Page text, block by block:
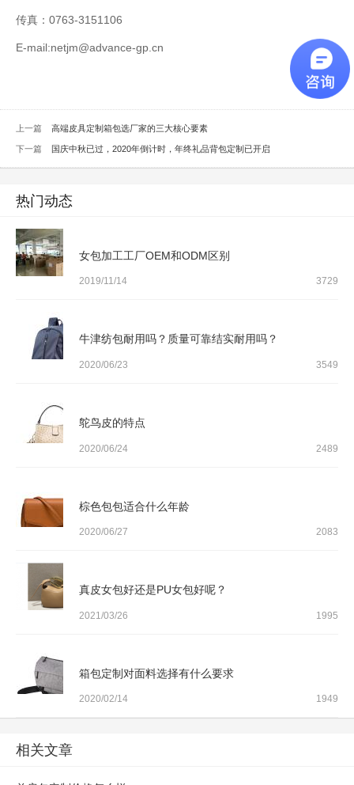
传真：0763-3151106
E-mail:netjm@advance-gp.cn
上一篇 高端皮具定制箱包选厂家的三大核心要素
下一篇 国庆中秋已过，2020年倒计时，年终礼品背包定制已开启
热门动态
女包加工工厂OEM和ODM区别
2019/11/14 3729
牛津纺包耐用吗？质量可靠结实耐用吗？
2020/06/23 3549
鸵鸟皮的特点
2020/06/24 2489
棕色包包适合什么年龄
2020/06/27 2083
真皮女包好还是PU女包好呢？
2021/03/26 1995
箱包定制对面料选择有什么要求
2020/02/14 1949
相关文章